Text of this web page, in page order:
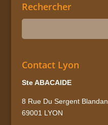
Rechercher
Contact Lyon
Ste ABACAIDE
8 Rue Du Sergent Blandan
69001 LYON